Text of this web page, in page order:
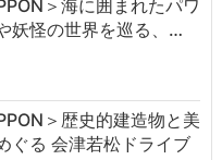
＞海に囲まれたパワ
妖怪の世界を巡る、…
＞歴史的建造物と美
ぐる 会津若松ドライブ